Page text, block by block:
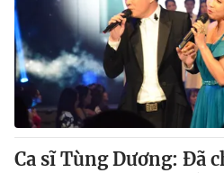
Ca sĩ Tùng Dương: Đã